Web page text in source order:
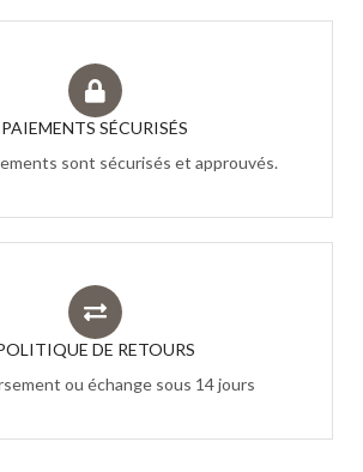
PAIEMENTS SÉCURISÉS
sont sécurisés et approuvés.
DE RETOURS
ou échange sous 14 jours